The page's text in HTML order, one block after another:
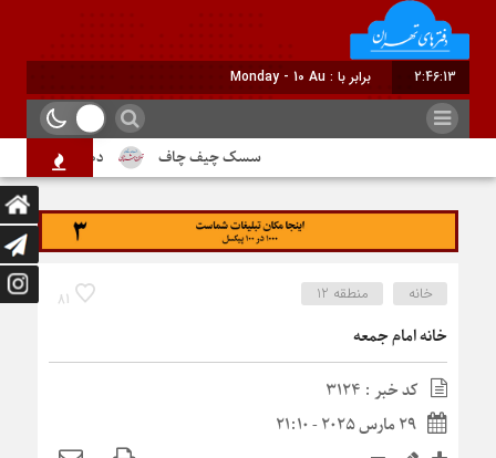
2:46:13 برابر با : Monday - 10 August - 2026
سسک چیف چاف دم جنبانک ابلق
81 خانه
منطقه 12
خانه امام جمعه
کد خبر : 3124
29 مارس 2025 - 21:10